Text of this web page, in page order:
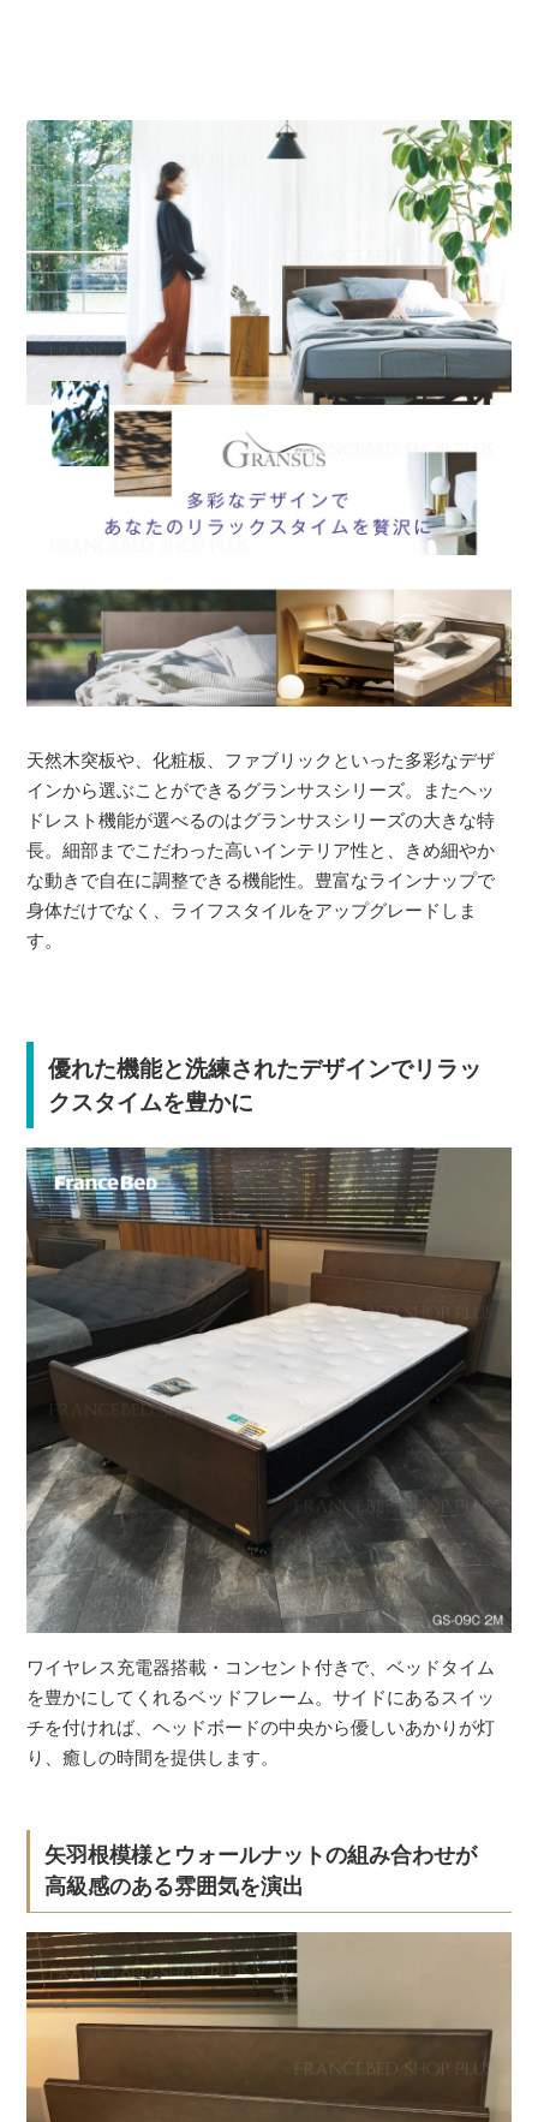
天然木突板や、化粧板、ファブリックといった多彩なデザ
インから選ぶことができるグランサスシリーズ。またヘッ
ドレスト機能が選べるのはグランサスシリーズの大きな特
長。細部までこだわった高いインテリア性と、きめ細やか
な動きで自在に調整できる機能性。豊富なラインナップで
身体だけでなく、ライフスタイルをアップグレードしま
す。
優れた機能と洗練されたデザインでリラッ
クスタイムを豊かに
ワイヤレス充電器搭載・コンセント付きで、ベッドタイム
を豊かにしてくれるベッドフレーム。サイドにあるスイッ
チを付ければ、ヘッドボードの中央から優しいあかりが灯
り、癒しの時間を提供します。
矢羽根模様とウォールナットの組み合わせが
高級感のある雰囲気を演出